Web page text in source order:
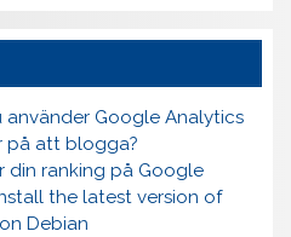
Google Analytics
på att blogga?
din ranking på Google
the latest version of
Debian